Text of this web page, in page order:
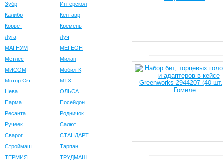
Зубр
Интерскол
Калибр
Кентавр
Корвет
Кремень
Луга
Луч
МАГНУМ
МЕГЕОН
Метлес
Милан
МИСОМ
Мобил-К
Мотор Сiч
МТХ
Нева
ОЛЬСА
Парма
Посейдон
Ресанта
Родничок
Ручеек
Салют
Сварог
СТАНДАРТ
Строймаш
Тарпан
ТЕРМИЯ
ТРУДМАШ